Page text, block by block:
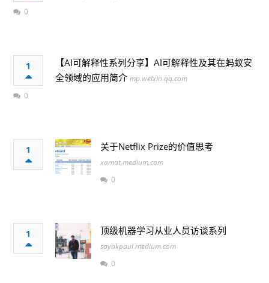
0
1
【AI可解释性系列分享】AI可解释性及其在蚂蚁安
全领域的应用简介 mp.weixin.qq.com
0
1 关于Netflix Prize的价值思考
xamat.medium.com
0
1 顶级机器学习从业人员访谈系列
sayakpaul.medium.com
0